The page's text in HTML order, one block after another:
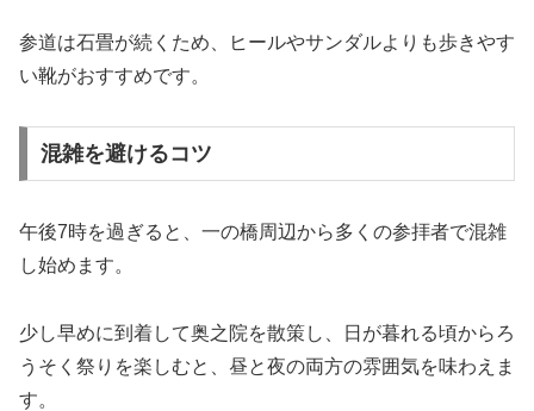
参道は石畳が続くため、ヒールやサンダルよりも歩きやす
い靴がおすすめです。
混雑を避けるコツ
午後7時を過ぎると、一の橋周辺から多くの参拝者で混雑
し始めます。
少し早めに到着して奥之院を散策し、日が暮れる頃からろ
うそく祭りを楽しむと、昼と夜の両方の雰囲気を味わえま
す。